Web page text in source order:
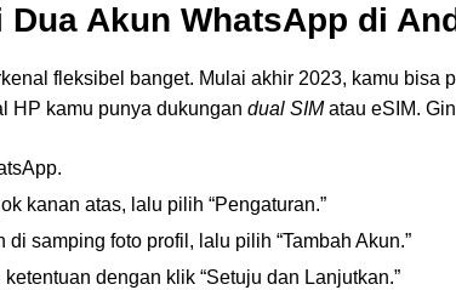
Dua Akun WhatsApp di
fleksibel banget. Mulai akhir 2023, kamu bisa
HP kamu punya dukungan dual SIM atau eSIM.
kanan atas, lalu pilih “Pengaturan.”
di samping foto profil, lalu pilih “Tambah Akun.”
dengan klik “Setuju dan Lanjutkan.”